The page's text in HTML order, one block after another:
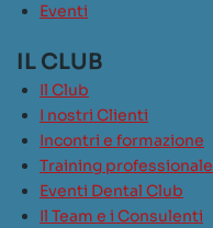
Eventi
IL CLUB
Il Club
I nostri Clienti
Incontri e formazione
Training professionale
Eventi Dental Club
Il Team e i Consulenti